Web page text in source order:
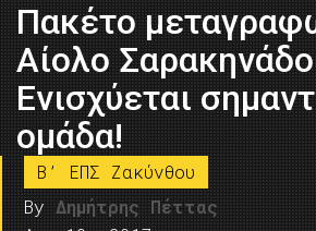
Πακέτο
Αίολο
Ενισχύεται
ομάδα!
B’ ΕΠΣ Ζακύνθου
By Δημήτρης Πέττας